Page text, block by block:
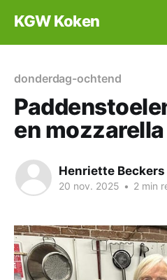
KGW Koken
donderdag-ochtend
en mozzarella
Henriette Beckers
20 nov. 2025 • 2 min